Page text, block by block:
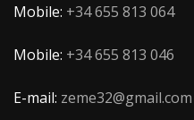
Mobile: +34 655 813 064
Mobile: +34 655 813 046
E-mail: zeme32@gmail.com